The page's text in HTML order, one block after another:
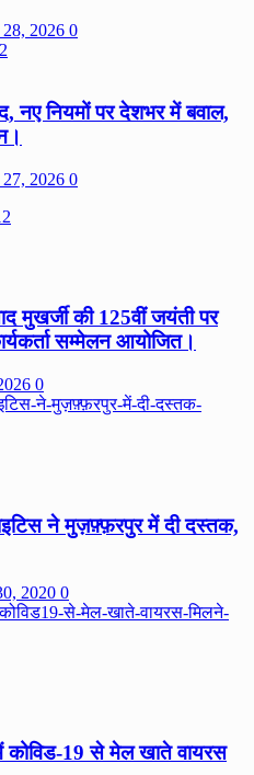
28, 2026 0
नए नियमों पर देशभर में बवाल,
27, 2026 0
मुखर्जी की 125वीं जयंती पर
सम्मेलन आयोजित।
0
ने मुज़फ़्फ़रपुर में दी दस्तक,
2020 0
कोविड-19 से मेल खाते वायरस